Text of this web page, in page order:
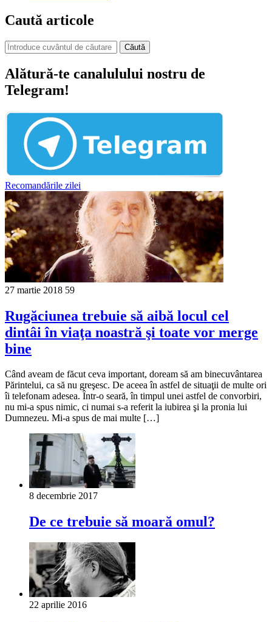
Caută articole
Căută
Alătură-te canalulului nostru de
Telegram!
Recomandările zilei
27 martie 2018 59
Rugăciunea trebuie să aibă locul cel
dintâi în viaţa noastră şi toate vor merge
bine
Сând aveam de făcut ceva important, doream să am binecuvântarea
Părintelui, ca să nu greşesc. De aceea în astfel de situaţii de multe ori
îi telefonam adesea. Într-o seară, în timpul unei astfel de convorbiri,
nu mi-a spus nimic, ci numai s-a referit la iubirea şi la pronia lui
Dumnezeu. Mi-a spus de mai multe […]
8 decembrie 2017
De ce trebuie să moară omul?
22 aprilie 2016